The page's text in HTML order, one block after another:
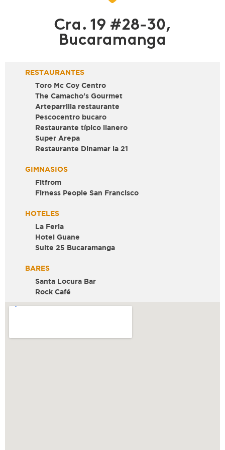
RESTAURANTES
Toro Mc Coy Centro
The Camacho's Gourmet
Arteparrilla restaurante
Pescocentro bucaro
Restaurante típico llanero
Super Arepa
Restaurante Dinamar la 21
GIMNASIOS
Fitfrom
Firness People San Francisco
HOTELES
La Feria
Hotel Guane
Suite 25 Bucaramanga
BARES
Santa Locura Bar
Rock Café